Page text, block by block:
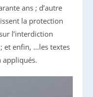
ans ; d’autre
la protection
l’interdiction
et enfin, …les textes
appliqués.